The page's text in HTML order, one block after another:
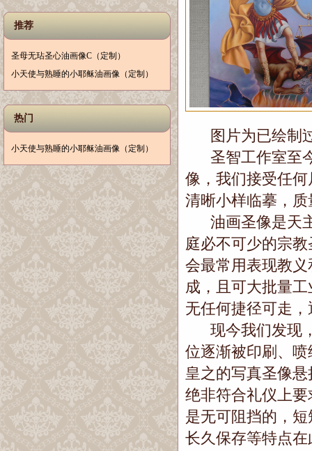
推荐
圣母无玷圣心油画像C（定制）
小天使与熟睡的小耶稣油画像（定制）
热门
小天使与熟睡的小耶稣油画像（定制）
图片为已绘制
圣智工作室至今
像，我们接受任
清晰小样临摹，质
油画圣像是天主
庭必不可少的宗
会最常用表现教
成，且可大批量
无任何捷径可走
现今我们发现，
位逐渐被印刷、
皇之的写真圣像
绝非符合礼仪上
是无可阻挡的，
长久保存等特点